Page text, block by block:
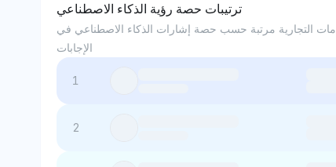
ترتيبات حصة رؤية الذكاء الاصطناعي
التجارية مرتبة حسب حصة إشارات الذكاء الاصطناعي في
الإجابات
1
2